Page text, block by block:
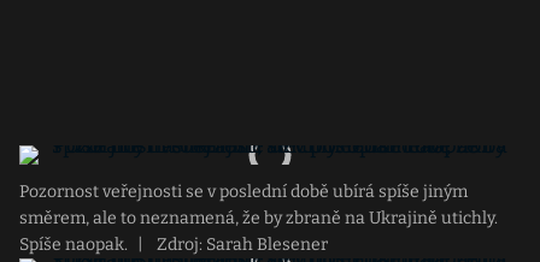
Pozornost veřejnosti se v poslední době ubírá spíše jiným
směrem, ale to neznamená, že by zbraně na Ukrajině utichly.
Spíše naopak.
Zdroj: Sarah Blesener